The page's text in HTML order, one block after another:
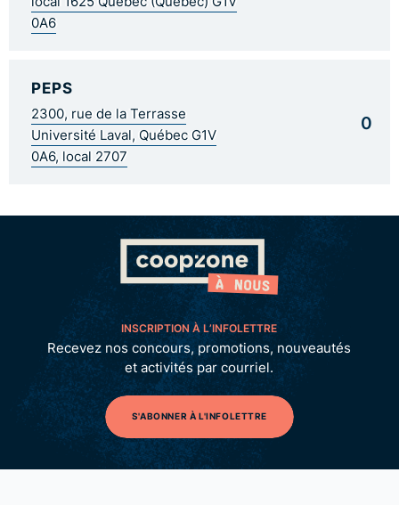
0A6
PEPS
2300, rue de la Terrasse
Université Laval, Québec G1V
0A6, local 2707
0
INSCRIPTION À L’INFOLETTRE
Recevez nos concours, promotions, nouveautés
et activités par courriel.
S'ABONNER À L'INFOLETTRE